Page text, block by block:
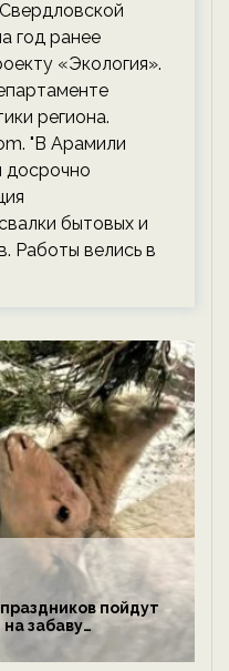
год ранее
«Экология».
региона.
"В Арамили
досрочно
бытовых и
Работы велись в
пойдут
забаву
— новости